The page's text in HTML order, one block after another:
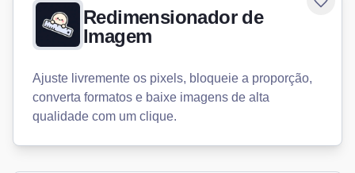
Redimensionador de
Imagem
Ajuste livremente os pixels, bloqueie a proporção,
converta formatos e baixe imagens de alta
qualidade com um clique.